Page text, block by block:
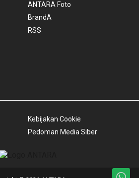
ANTARA Foto
BrandA
RSS
Kebijakan Cookie
Pedoman Media Siber